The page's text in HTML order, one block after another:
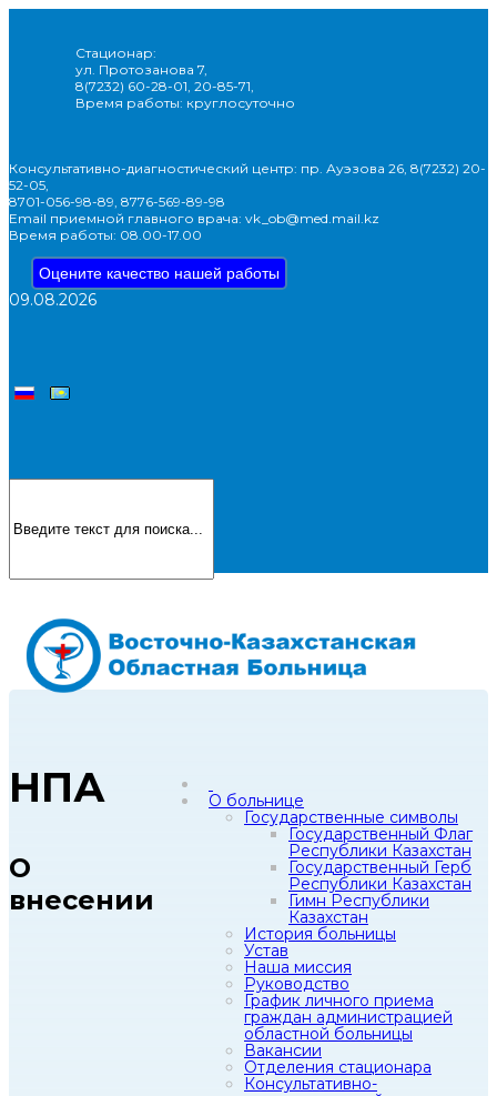
Стационар:
ул. Протозанова 7,
8(7232) 60-28-01, 20-85-71,
Время работы: круглосуточно
Консультативно-диагностический центр: пр. Ауэзова 26, 8(7232) 20-
52-05,
8701-056-98-89, 8776-569-89-98
Email приемной главного врача: vk_ob@med.mail.kz
Время работы: 08.00-17.00
Оцените качество нашей работы
09.08.2026
О больнице
Государственные символы
Государственный Флаг
Республики Казахстан
Государственный Герб
Республики Казахстан
Гимн Республики
Казахстан
История больницы
Устав
Наша миссия
Руководство
График личного приема
граждан администрацией
областной больницы
Вакансии
Отделения стационара
Консультативно-
НПА
О
внесении